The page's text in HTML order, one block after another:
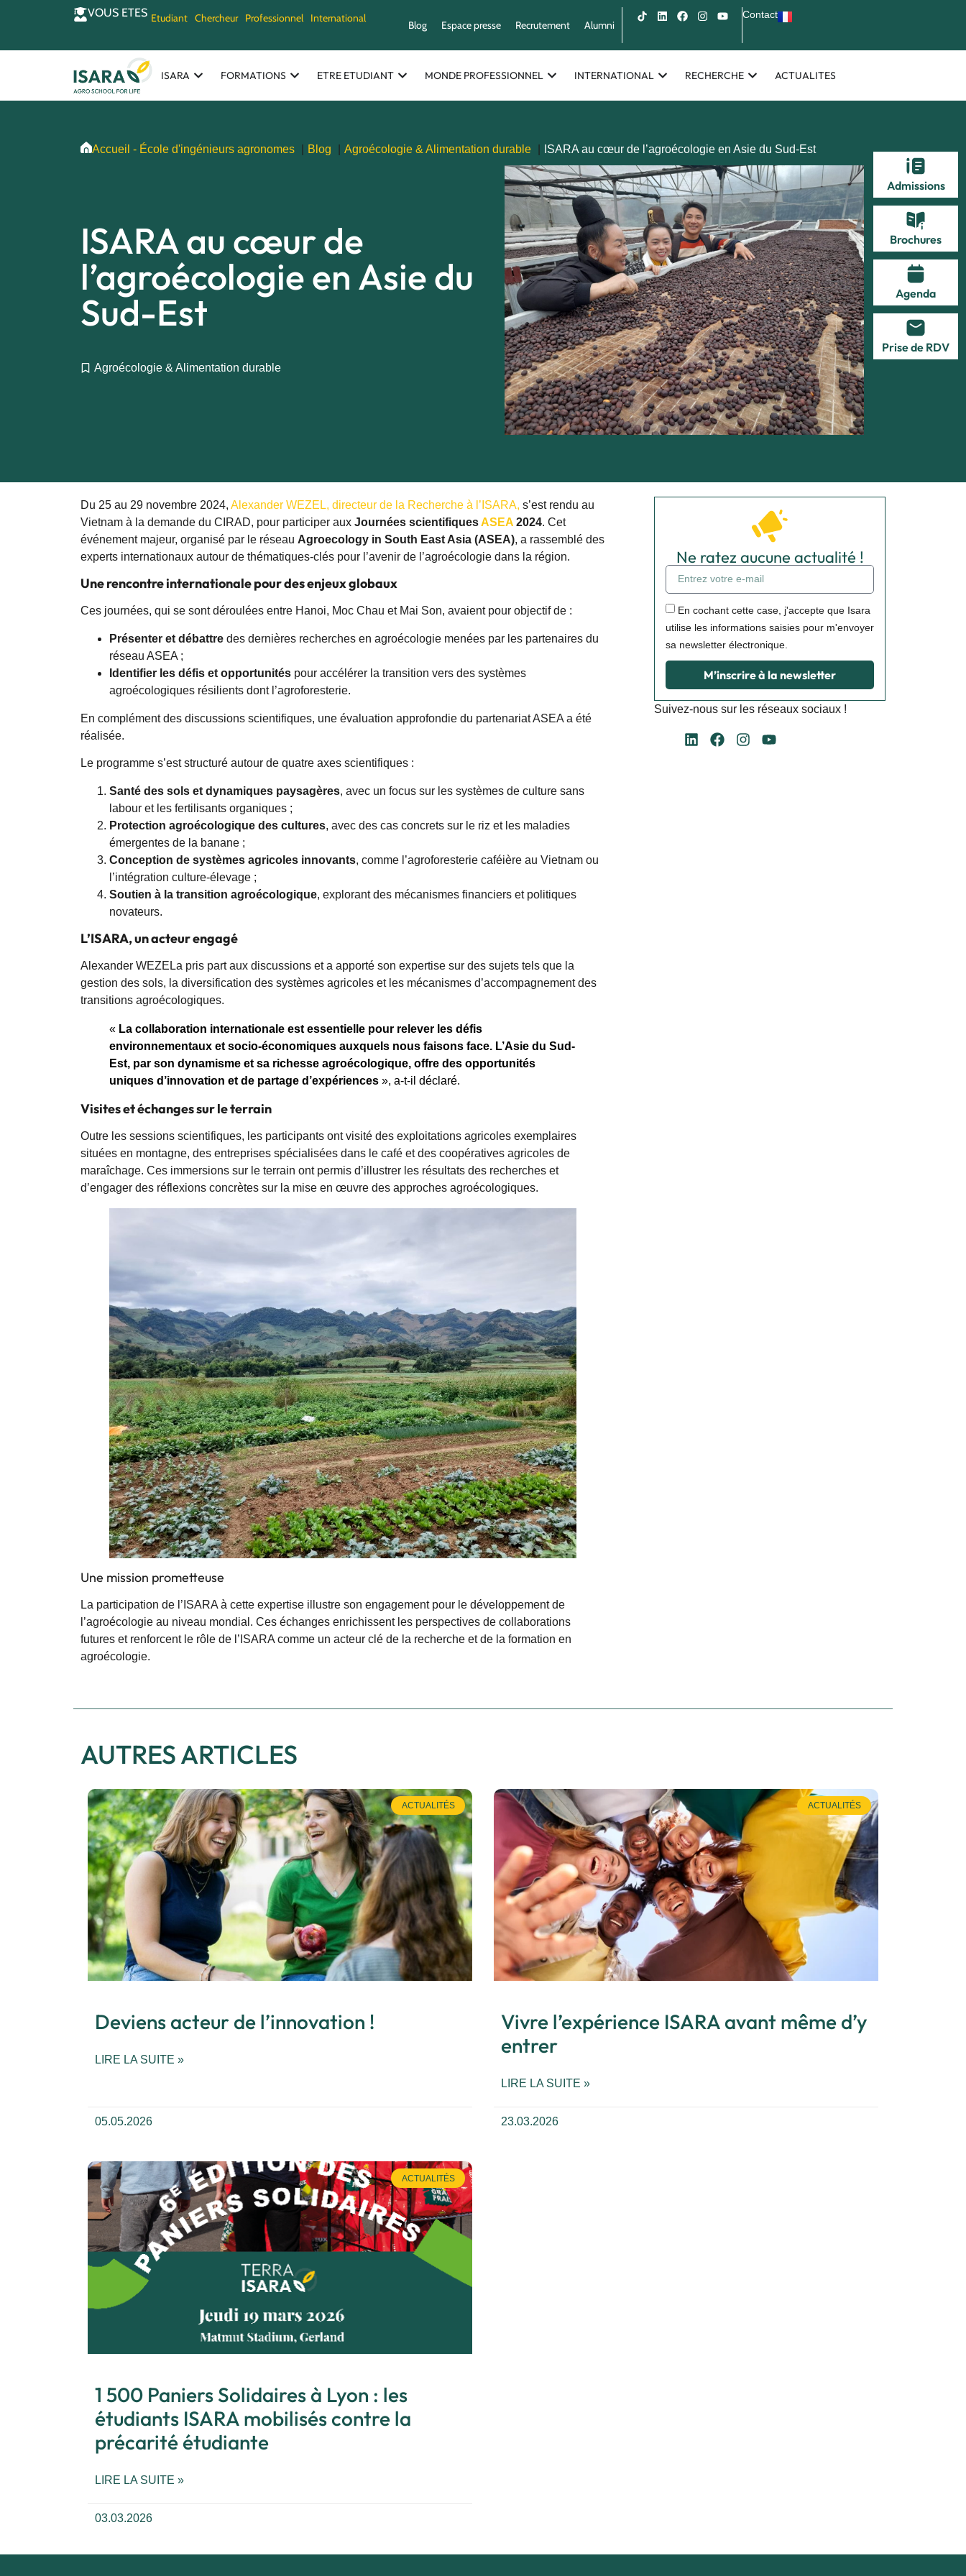
VOUS ETES Etudiant Chercheur Professionnel International
Blog Espace presse Recrutement Alumni
Contact
ISARA FORMATIONS ETRE ETUDIANT MONDE PROFESSIONNEL INTERNATIONAL RECHERCHE ACTUALITES
Admissions
Brochures
Agenda
Prise de RDV
Accueil - École d'ingénieurs agronomes Blog Agroécologie & Alimentation durable ISARA au cœur de l’agroécologie en Asie du Sud-Est
ISARA au cœur de
l’agroécologie en Asie du
Sud-Est
Agroécologie & Alimentation durable
Du 25 au 29 novembre 2024, Alexander WEZEL, directeur de la Recherche à l’ISARA, s’est rendu au
Vietnam à la demande du CIRAD, pour participer aux Journées scientifiquesASEA 2024. Cet
événement majeur, organisé par le réseau Agroecology in South East Asia (ASEA), a rassemblé des
experts internationaux autour de thématiques-clés pour l’avenir de l’agroécologie dans la région.
Une rencontre internationale pour des enjeux globaux
Ces journées, qui se sont déroulées entre Hanoi, Moc Chau et Mai Son, avaient pour objectif de :
Présenter et débattre des dernières recherches en agroécologie menées par les partenaires du
réseau ASEA ;
Identifier les défis et opportunités pour accélérer la transition vers des systèmes
agroécologiques résilients dont l’agroforesterie.
En complément des discussions scientifiques, une évaluation approfondie du partenariat ASEA a été
réalisée.
Le programme s’est structuré autour de quatre axes scientifiques :
Santé des sols et dynamiques paysagères, avec un focus sur les systèmes de culture sans
labour et les fertilisants organiques ;
Protection agroécologique des cultures, avec des cas concrets sur le riz et les maladies
émergentes de la banane ;
Conception de systèmes agricoles innovants, comme l’agroforesterie caféière au Vietnam ou
l’intégration culture-élevage ;
Soutien à la transition agroécologique, explorant des mécanismes financiers et politiques
novateurs.
L’ISARA, un acteur engagé
Alexander WEZELa pris part aux discussions et a apporté son expertise sur des sujets tels que la
gestion des sols, la diversification des systèmes agricoles et les mécanismes d’accompagnement des
transitions agroécologiques.
« La collaboration internationale est essentielle pour relever les défis
environnementaux et socio-économiques auxquels nous faisons face. L’Asie du Sud-
Est, par son dynamisme et sa richesse agroécologique, offre des opportunités
uniques d’innovation et de partage d’expériences », a-t-il déclaré.
Visites et échanges sur le terrain
Outre les sessions scientifiques, les participants ont visité des exploitations agricoles exemplaires
situées en montagne, des entreprises spécialisées dans le café et des coopératives agricoles de
maraîchage. Ces immersions sur le terrain ont permis d’illustrer les résultats des recherches et
d’engager des réflexions concrètes sur la mise en œuvre des approches agroécologiques.
Une mission prometteuse
La participation de l’ISARA à cette expertise illustre son engagement pour le développement de
l’agroécologie au niveau mondial. Ces échanges enrichissent les perspectives de collaborations
futures et renforcent le rôle de l’ISARA comme un acteur clé de la recherche et de la formation en
agroécologie.
Ne ratez aucune actualité !
En cochant cette case, j'accepte que Isara
utilise les informations saisies pour m'envoyer
sa newsletter électronique.
M’inscrire à la newsletter
Suivez-nous sur les réseaux sociaux !
AUTRES ARTICLES
ACTUALITÉS
Deviens acteur de l’innovation !
LIRE LA SUITE »
05.05.2026
ACTUALITÉS
Vivre l’expérience ISARA avant même d’y
entrer
LIRE LA SUITE »
23.03.2026
ACTUALITÉS
1 500 Paniers Solidaires à Lyon : les
étudiants ISARA mobilisés contre la
précarité étudiante
LIRE LA SUITE »
03.03.2026